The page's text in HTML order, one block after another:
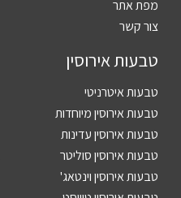
מפת אתר
צור קשר
טבעות אירוסין
טבעות איטרניטי
טבעות אירוסין מיוחדות
טבעות אירוסין עדינות
טבעות אירוסין סוליטר
טבעות אירוסין וינטאג'